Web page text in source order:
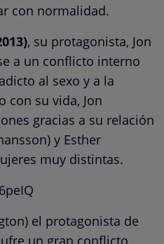
con normalidad.
, su protagonista, Jon
a un conflicto interno
al sexo y a la
con su vida, Jon
gracias a su relación
y Esther
muy distintas.
el protagonista de
un gran conflicto